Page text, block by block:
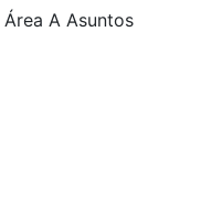
A Asuntos